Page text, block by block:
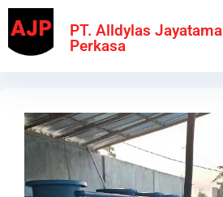
PT. Alldylas Jayatama
Perkasa